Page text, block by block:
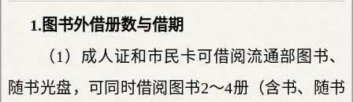
1.图书外借册数与借期
（1）成人证和市民卡可借阅流通部图书、
随书光盘，可同时借阅图书2～4册（含书、随书